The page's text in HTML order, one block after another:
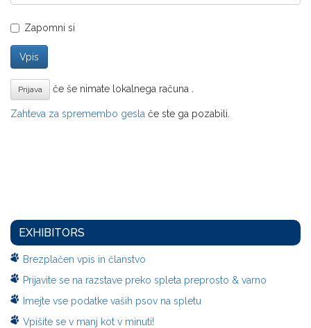
Zapomni si
Vpis
Prijava če še nimate lokalnega računa .
Zahteva za spremembo gesla če ste ga pozabili.
EXHIBITORS
Brezplačen vpis in članstvo
Prijavite se na razstave preko spleta preprosto & varno
Imejte vse podatke vaših psov na spletu
Vpišite se v manj kot v minuti!